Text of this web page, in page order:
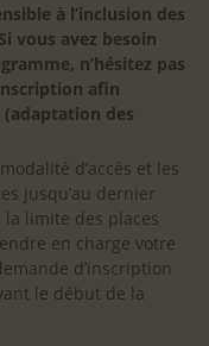
à l’inclusion des
vous avez besoin
n’hésitez pas
afin
des
d’accès et les
jusqu’au dernier
la limite des places
en charge votre
d’inscription
le début de la